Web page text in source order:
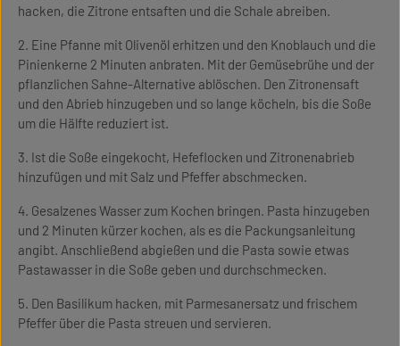
hacken, die Zitrone entsaften und die Schale abreiben.
2. Eine Pfanne mit Olivenöl erhitzen und den Knoblauch und die
Pinienkerne 2 Minuten anbraten. Mit der Gemüsebrühe und der
pflanzlichen Sahne-Alternative ablöschen. Den Zitronensaft
und den Abrieb hinzugeben und so lange köcheln, bis die Soße
um die Hälfte reduziert ist.
3. Ist die Soße eingekocht, Hefeflocken und Zitronenabrieb
hinzufügen und mit Salz und Pfeffer abschmecken.
4. Gesalzenes Wasser zum Kochen bringen. Pasta hinzugeben
und 2 Minuten kürzer kochen, als es die Packungsanleitung
angibt. Anschließend abgießen und die Pasta sowie etwas
Pastawasser in die Soße geben und durchschmecken.
5. Den Basilikum hacken, mit Parmesanersatz und frischem
Pfeffer über die Pasta streuen und servieren.